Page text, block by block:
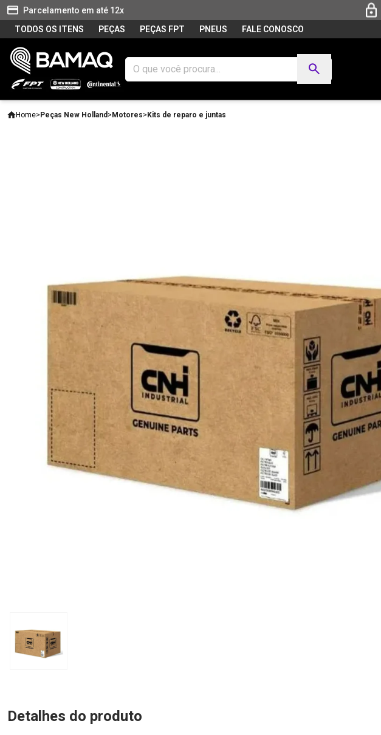
Parcelamento em até 12x
TODOS OS ITENS
PEÇAS PEÇAS FPT PNEUS FALE CONOSCO
Home> Peças New Holland > Motores> Kits de reparo e juntas
Detalhes do produto